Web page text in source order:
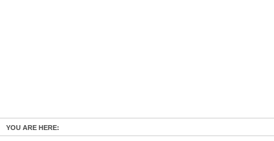
YOU ARE HERE: